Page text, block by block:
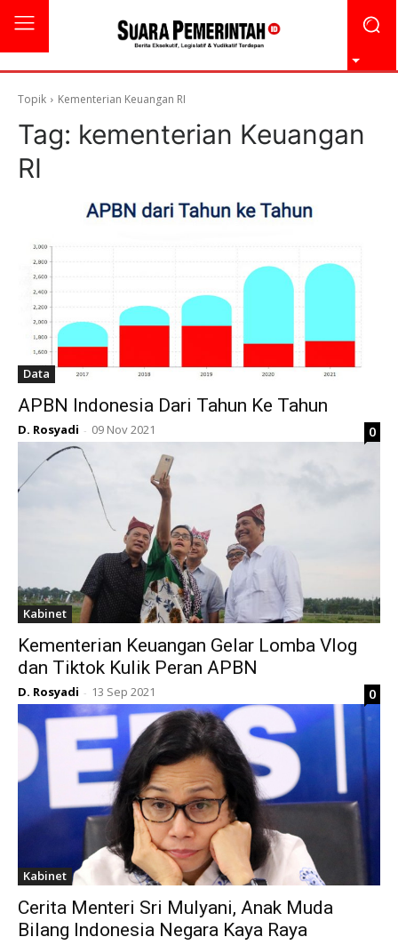
Topik Kementerian Keuangan RI
Tag: kementerian Keuangan
RI
Data
APBN Indonesia Dari Tahun Ke Tahun
D. Rosyadi - 09 Nov 2021 0
Kabinet
Kementerian Keuangan Gelar Lomba Vlog
dan Tiktok Kulik Peran APBN
D. Rosyadi - 13 Sep 2021 0
Kabinet
Cerita Menteri Sri Mulyani, Anak Muda
Bilang Indonesia Negara Kaya Raya